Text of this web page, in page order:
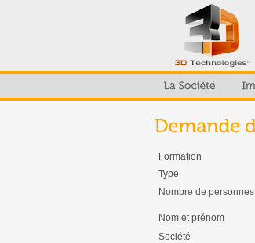
Formation
Type
Nombre de personnes
Nom et prénom
Société